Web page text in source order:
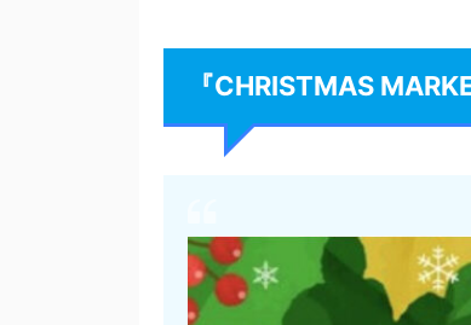
『CHRISTMAS